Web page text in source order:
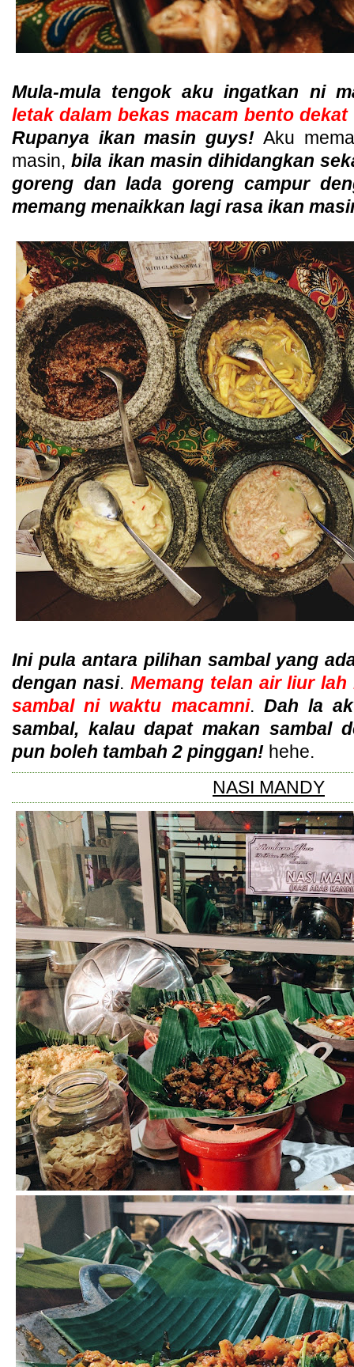
Mula-mula tengok aku ingatkan ni
letak dalam bekas macam bento
Rupanya ikan masin guys!Aku
masin,bila ikan masin dihidangkan
goreng dan lada goreng campur
memang menaikkan lagi rasa ikan
Ini pula antara pilihan sambal yang
dengan nasi. Memang telan air liur
sambal ni waktu macamni. Dah la
sambal, kalau dapat makan sambal
pun boleh tambah 2 pinggan! hehe.
NASI MANDY